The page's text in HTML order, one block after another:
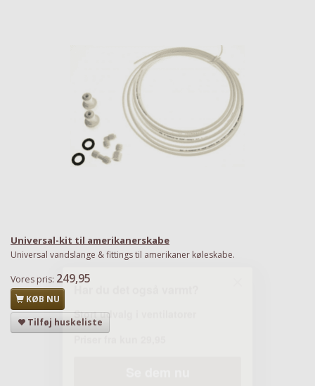
Universal-kit til amerikanerskabe
Universal vandslange & fittings til amerikaner køleskabe.
Vores pris: 249,95
KØB NU
Tilføj huskeliste
Se dem nu